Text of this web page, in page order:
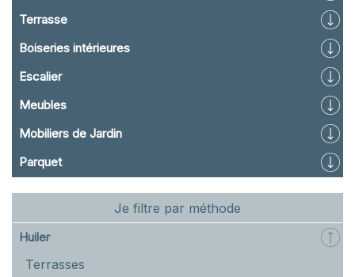
Terrasse
Boiseries intérieures
Escalier
Meubles
Mobiliers de Jardin
Parquet
Je filtre par méthode
Huiler
Terrasses